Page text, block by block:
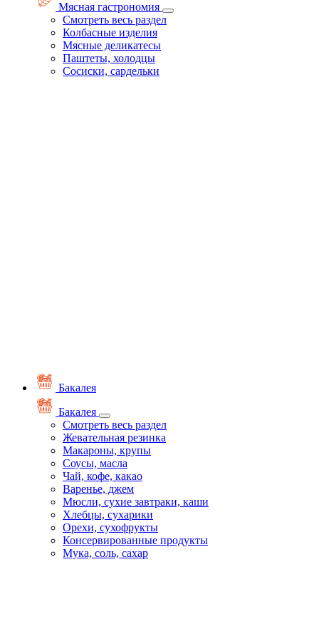
Мясная гастрономия
Смотреть весь раздел
Колбасные изделия
Мясные деликатесы
Паштеты, холодцы
Сосиски, сардельки
Бакалея
Бакалея
Смотреть весь раздел
Жевательная резинка
Макароны, крупы
Соусы, масла
Чай, кофе, какао
Варенье, джем
Мюсли, сухие завтраки, каши
Хлебцы, сухарики
Орехи, сухофрукты
Консервированные продукты
Мука, соль, сахар